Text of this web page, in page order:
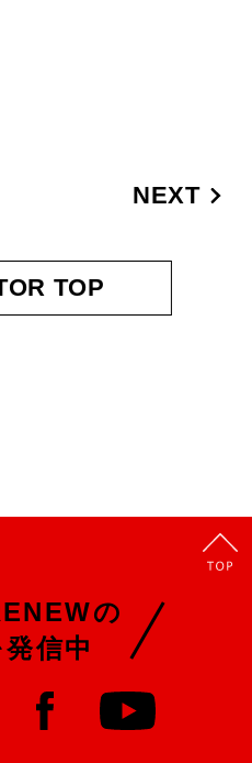
TOP
NEXT
の
信中